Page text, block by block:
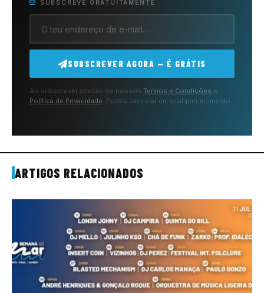
SUBSCREVE GRATUITAMENTE
SUBSCREVER AGORA — É GRÁTIS
Ao subscrever aceitas os nossos Termos e Condições e
Política de Privacidade. Podes cancelar em qualquer momento.
ARTIGOS RELACIONADOS